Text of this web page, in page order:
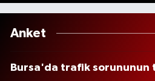
Anket
Bursa'da trafik sorununun